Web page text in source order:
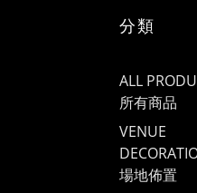
分類
ALL
所有商品
VENUE
場地佈置